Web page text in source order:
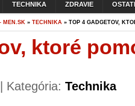
TECHNIKA ZDRAVIE
MEN.SK » TECHNIKA » TOP 4 GADGETOV,
ktoré
Kategória: Technika